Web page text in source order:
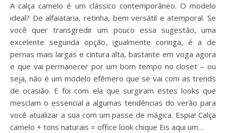
A calça camelo é um clássico contemporâneo. O modelo
ideal? De alfaiataria, retinha, bem versátil e atemporal. Se
você quer transgredir um pouco essa sugestão, uma
excelente segunda opção, igualmente coringa, é a de
pernas mais largas e cintura alta, bastante em voga agora
e que vai permanecer por um bom tempo no closet – ou
seja, não é um modelo efêmero que se vai com as trends
de ocasião. E foi com ela que surgiram estes looks que
mesclam o essencial a algumas tendências do verão para
você atualizar a sua com um passe de mágica. Espia! Calça
camelo + tons naturais = office look chique Eis aqui um…